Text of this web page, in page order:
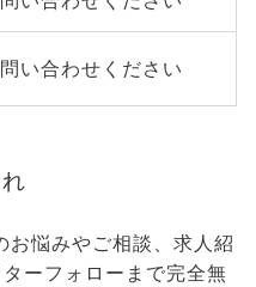
い合わせください
お悩みやご相談、求人紹
ーフォローまで完全無